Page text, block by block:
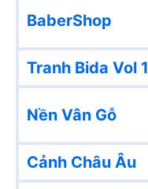
BaberShop
Tranh Bida Vol 1
Nền Vân Gỗ
Cảnh Châu Âu